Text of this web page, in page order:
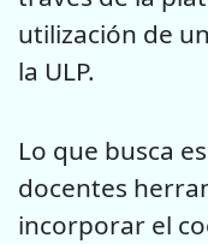
utilización de
la ULP.
Lo que busca
docentes
incorporar el